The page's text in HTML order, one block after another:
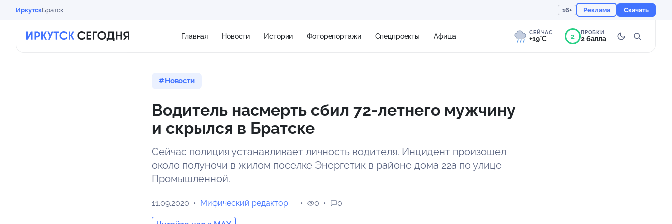
ИркутскБратск 16+ Реклама Скачать
Главная Новости Истории Фоторепортажи Спецпроекты Афиша СЕЙЧАС
+19°C 2 ПРОБКИ
2 балла
Новости
Водитель насмерть сбил 72-летнего мужчину
и скрылся в Братске
Сейчас полиция устанавливает личность водителя. Инцидент произошел
около полуночи в жилом поселке Энергетик в районе дома 22а по улице
Промышленной.
11.09.2020 Мифический редактор 0 0